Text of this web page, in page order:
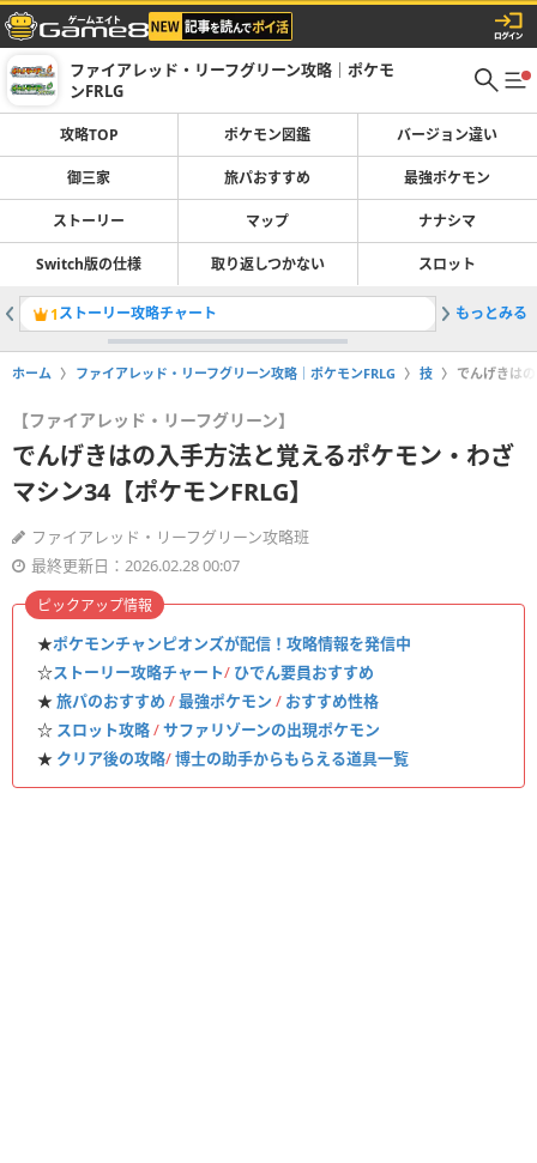
ファイアレッド・リーフグリーン攻略｜ポケモ
ンFRLG
攻略TOP ポケモン図鑑 バージョン違い
御三家 旅パおすすめ 最強ポケモン
ストーリー マップ ナナシマ
Switch版の仕様 取り返しつかない スロット
1ストーリー攻略チャート 2
もっとみる
ホーム ファイアレッド・リーフグリーン攻略｜ポケモンFRLG 技 でんげきは
【ファイアレッド・リーフグリーン】
でんげきはの入手方法と覚えるポケモン・わざ
マシン34【ポケモンFRLG】
ファイアレッド・リーフグリーン攻略班
最終更新日：2026.02.28 00:07
★ポケモンチャンピオンズが配信！攻略情報を発信中
☆ストーリー攻略チャート/ ひでん要員おすすめ
★旅パのおすすめ /最強ポケモン / おすすめ性格
☆ スロット攻略/サファリゾーンの出現ポケモン
★ クリア後の攻略/博士の助手からもらえる道具一覧
ピックアップ情報